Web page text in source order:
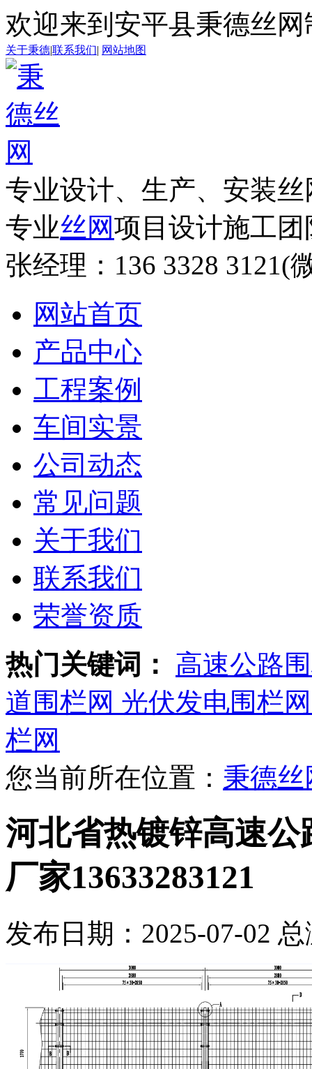
欢迎来到安平县秉德丝
关于秉德|联系我们| 网站地图
专业设计、生产、安装丝
专业丝网项目设计施工团
张经理： 136 3328 3121(
网站首页
产品中心
工程案例
车间实景
公司动态
常见问题
关于我们
联系我们
荣誉资质
热门关键词：
高速公路
道围栏网 光伏发电围栏网
栏网
您当前所在位置： 秉德
河北省热镀锌高速
厂家13633283121
发布日期：2025-07-02